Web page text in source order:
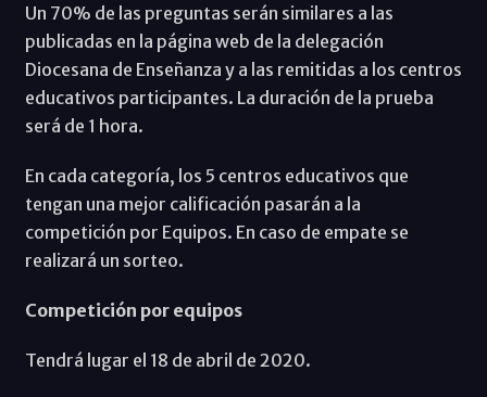
Un 70% de las preguntas serán similares a las
publicadas en la página web de la delegación
Diocesana de Enseñanza y a las remitidas a los centros
educativos participantes. La duración de la prueba
será de 1 hora.
En cada categoría, los 5 centros educativos que
tengan una mejor calificación pasarán a la
competición por Equipos. En caso de empate se
realizará un sorteo.
Competición por equipos
Tendrá lugar el 18 de abril de 2020.